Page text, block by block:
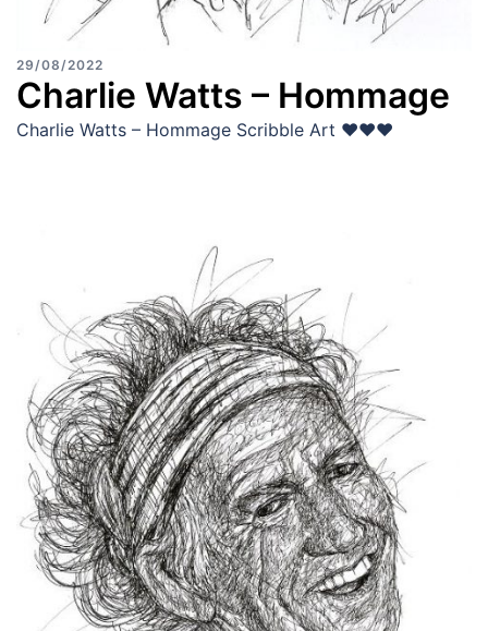
29/08/2022
Charlie Watts – Hommage
Charlie Watts – Hommage Scribble Art ♥♥♥